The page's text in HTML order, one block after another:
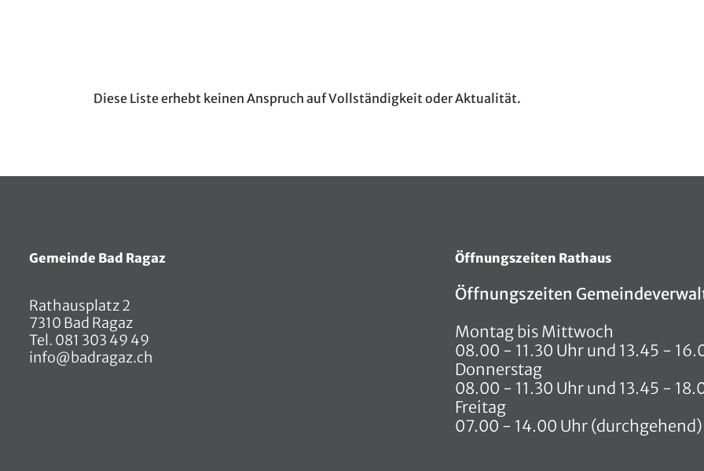
Diese Liste erhebt keinen Anspruch auf Vollständigkeit oder Aktualität.
Fusszeile
Gemeinde Bad Ragaz
Rathausplatz 2
7310 Bad Ragaz
Tel. 081 303 49 49
info@badragaz.ch
Öffnungszeiten Rathaus
Öffnungszeiten
Montag bis Mittwoch
08.00 - 11.30 Uhr und 13.45 -
Donnerstag
08.00 - 11.30 Uhr und 13.45 -
Freitag
07.00 - 14.00 Uhr (durchgehend)